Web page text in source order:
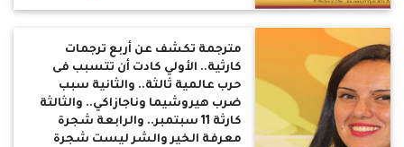
مترجمة تكشف عن أربع ترجمات
كارثية.. الأولي كادت أن تتسبب فى
حرب عالمية ثالثة.. والثانية سبب
ضرب هيروشيما وناجازاكي.. والثالثة
كارثة 11 سبتمبر.. والرابعة شجرة
معرفة الخير والشر ليست شجرة